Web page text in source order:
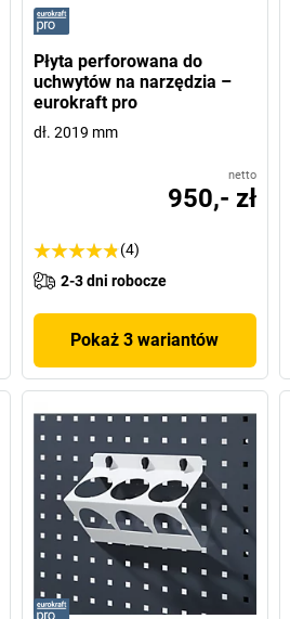
Płyta perforowana do
uchwytów na narzędzia –
eurokraft pro
dł. 2019 mm
netto
950,- zł
(4)
2-3 dni robocze
Pokaż 3 wariantów